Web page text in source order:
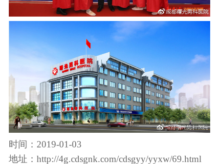
时间：2019-01-03
地址： http://4g.cdsgnk.com/cdsgyy/yyxw/69.html